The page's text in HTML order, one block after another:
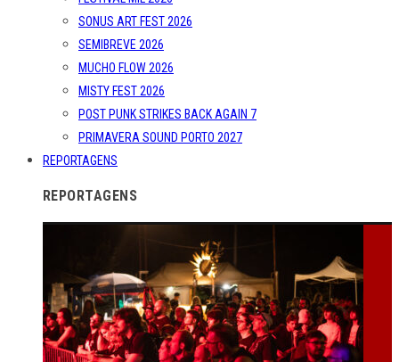
SONUS ART FEST 2026
SEMIBREVE 2026
MUCHO FLOW 2026
MISTY FEST 2026
POST PUNK STRIKES BACK AGAIN 7
PRIMAVERA SOUND PORTO 2027
REPORTAGENS
REPORTAGENS